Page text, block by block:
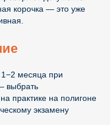
корочка — это уже
1−2 месяца при
выбрать
практике на полигоне
экзамену